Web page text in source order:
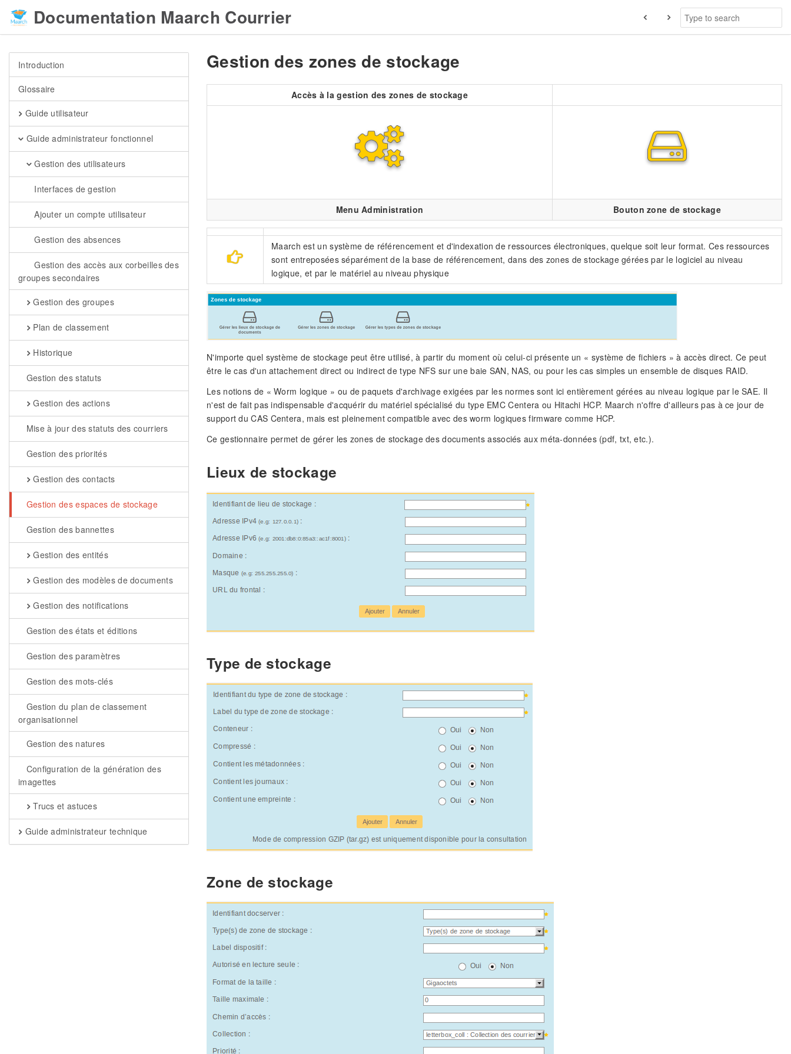
Documentation Maarch Courrier
Introduction
Glossaire
Guide utilisateur
Guide administrateur fonctionnel
Gestion des utilisateurs
Interfaces de gestion
Ajouter un compte utilisateur
Gestion des absences
Gestion des accès aux corbeilles des
groupes secondaires
Gestion des groupes
Plan de classement
Historique
Gestion des statuts
Gestion des actions
Mise à jour des statuts des courriers
Gestion des priorités
Gestion des contacts
Gestion des espaces de stockage
Gestion des bannettes
Gestion des entités
Gestion des modèles de documents
Gestion des notifications
Gestion des états et éditions
Gestion des paramètres
Gestion des mots-clés
Gestion du plan de classement
organisationnel
Gestion des natures
Configuration de la génération des
imagettes
Trucs et astuces
Guide administrateur technique
Gestion des zones de stockage
Accès à la gestion des zones de stockage
Menu Administration Bouton zone de stockage
Maarch est un système de référencement et d'indexation de ressources électroniques, quelque soit leur format. Ces ressources
sont entreposées séparément de la base de référencement, dans des zones de stockage gérées par le logiciel au niveau
logique, et par le matériel au niveau physique
N'importe quel système de stockage peut être utilisé, à partir du moment où celui-ci présente un « système de fichiers » à accès direct. Ce peut
être le cas d'un attachement direct ou indirect de type NFS sur une baie SAN, NAS, ou pour les cas simples un ensemble de disques RAID.
Les notions de « Worm logique » ou de paquets d'archivage exigées par les normes sont ici entièrement gérées au niveau logique par le SAE. Il
n'est de fait pas indispensable d'acquérir du matériel spécialisé du type EMC Centera ou Hitachi HCP. Maarch n'offre d'ailleurs pas à ce jour de
support du CAS Centera, mais est pleinement compatible avec des worm logiques firmware comme HCP.
Ce gestionnaire permet de gérer les zones de stockage des documents associés aux méta-données (pdf, txt, etc.).
Lieux de stockage
Type de stockage
Zone de stockage